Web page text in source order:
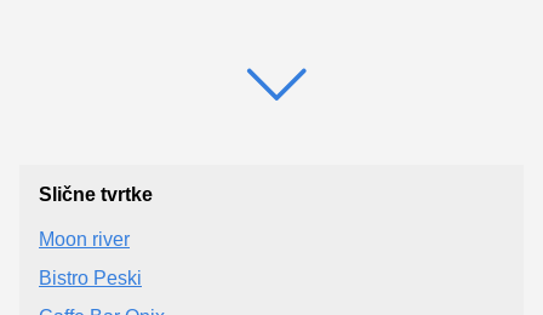
Slične tvrtke
Moon river
Bistro Peski